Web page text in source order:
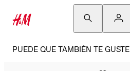
PUEDE QUE TAMBIÉN TE GUSTE